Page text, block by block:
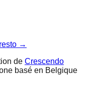
→
de Crescendo
basé en Belgique